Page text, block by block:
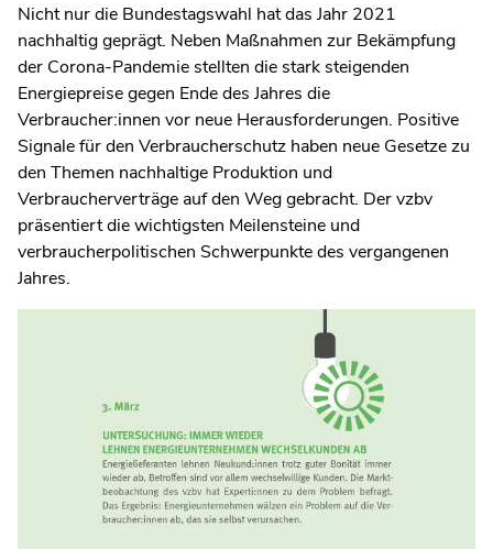
Nicht nur die Bundestagswahl hat das Jahr 2021
nachhaltig geprägt. Neben Maßnahmen zur Bekämpfung
der Corona-Pandemie stellten die stark steigenden
Energiepreise gegen Ende des Jahres die
Verbraucher:innen vor neue Herausforderungen. Positive
Signale für den Verbraucherschutz haben neue Gesetze zu
den Themen nachhaltige Produktion und
Verbraucherverträge auf den Weg gebracht. Der vzbv
präsentiert die wichtigsten Meilensteine und
verbraucherpolitischen Schwerpunkte des vergangenen
Jahres.